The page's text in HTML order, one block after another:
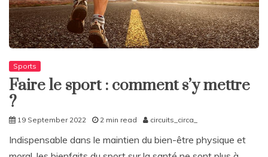
Sports
Faire le sport : comment s’y mettre
?
19 September 2022 2 min read circuits_circa_
Indispensable dans le maintien du bien-être physique et